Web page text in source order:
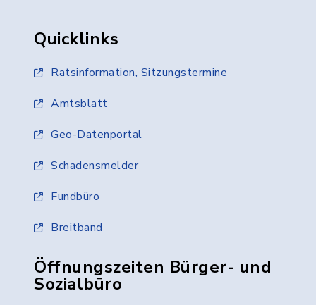
Quicklinks
Ratsinformation, Sitzungstermine
Amtsblatt
Geo-Datenportal
Schadensmelder
Fundbüro
Breitband
Öffnungszeiten Bürger- und
Sozialbüro